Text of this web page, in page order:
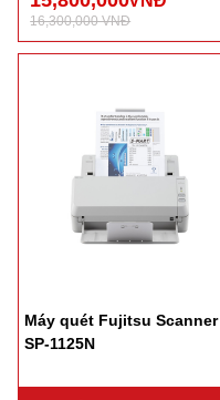
16,300,000 VNĐ
Máy quét Fujitsu Scanner
SP-1125N